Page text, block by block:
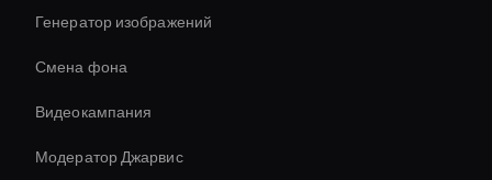
Генератор изображений
Смена фона
Видеокампания
Модератор Джарвис